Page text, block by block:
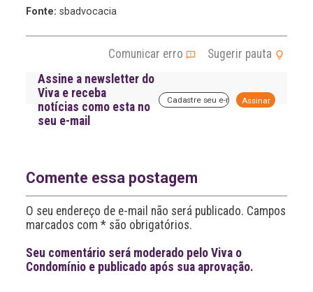
Fonte: sbadvocacia
Comunicar erro
Sugerir pauta
Assine a newsletter do
Viva e receba
notícias como esta no
seu e-mail
i
v
Comente essa postagem
O seu endereço de e-mail não será publicado. Campos
marcados com * são obrigatórios.
Seu comentário será moderado pelo Viva o
Condomínio e publicado após sua aprovação.